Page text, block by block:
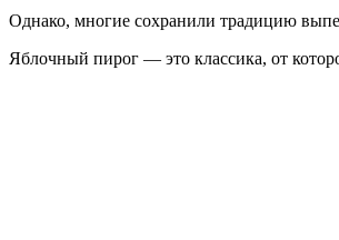
Однако, многие сохранили традицию
Яблочный пирог — это классика, от